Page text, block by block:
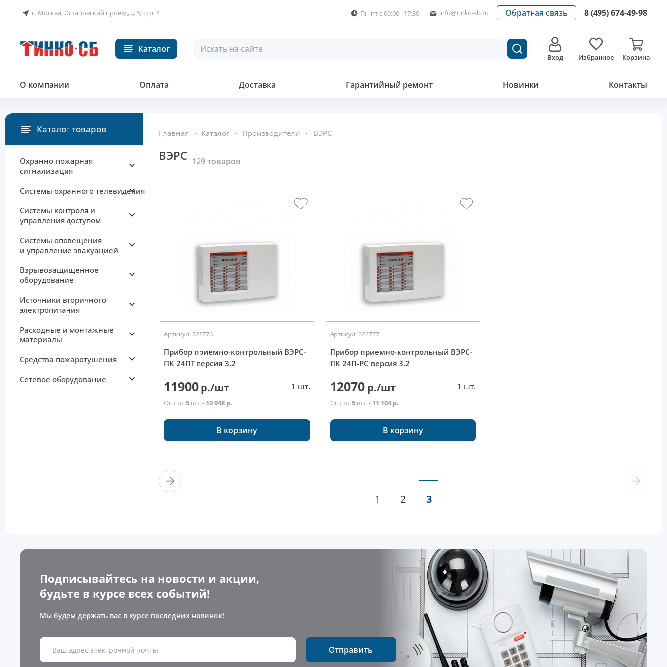
г. Москва, Остаповский проезд, д. 5, стр. 4 Пн-пт с 09:00 - 17:30 info@tinko-sb.ru Обратная связь 8 (495) 674-49-98
Каталог
Вход Избранное Корзина
О компании Оплата Доставка Гарантийный ремонт Новинки Контакты
Главная Каталог Производители ВЭРС
ВЭРС 129 товаров
Артикул: 222776
Прибор приемно-контрольный ВЭРС-
ПК 24ПТ версия 3.2
11900 р./шт 1 шт.
Опт от5 шт. - 10 948 р.
В корзину
Артикул: 222777
Прибор приемно-контрольный ВЭРС-
ПК 24П-РС версия 3.2
12070р./шт 1 шт.
Опт от5шт. - 11 104 р.
В корзину
1 2 3
Каталог товаров
Охранно-пожарная
сигнализация
Системы охранного телевидения
Системы контроля и
управления доступом
Системы оповещения
и управление эвакуацией
Взрывозащищенное
оборудование
Источники вторичного
электропитания
Расходные и монтажные
материалы
Средства пожаротушения
Сетевое оборудование
Подписывайтесь на новости и акции,
будьте в курсе всех событий!
Мы будем держать вас в курсе последних новинок!
Отправить